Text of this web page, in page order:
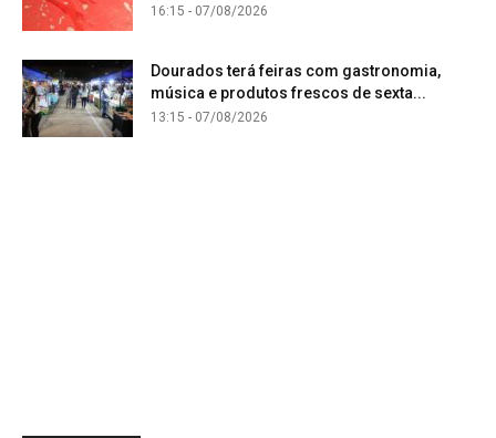
16:15 - 07/08/2026
Dourados terá feiras com gastronomia,
música e produtos frescos de sexta...
13:15 - 07/08/2026